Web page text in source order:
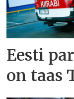
Eesti
on taas